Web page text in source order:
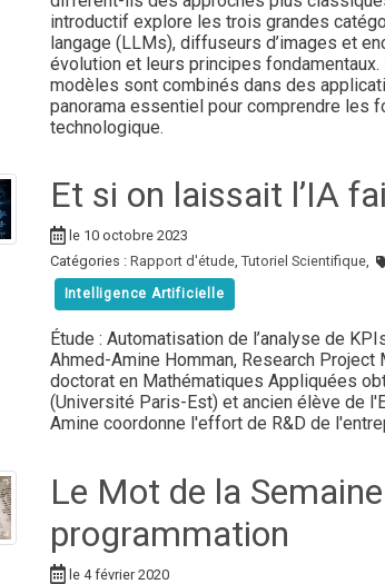
introductif explore les trois grandes
langage (LLMs), diffuseurs d’images et
évolution et leurs principes
modèles sont combinés dans des
panorama essentiel pour comprendre les
technologique.
Et si on laissait l’IA
le 10 octobre 2023
Catégories : Rapport d'étude, Tutoriel Scientifique,
Intelligence Artificielle
Étude : Automatisation de l’analyse de
Ahmed-Amine Homman, Research
doctorat en Mathématiques Appliquées
(Université Paris-Est) et ancien élève de
Amine coordonne l'effort de R&D de
Le Mot de la
programmation
le 4 février 2020